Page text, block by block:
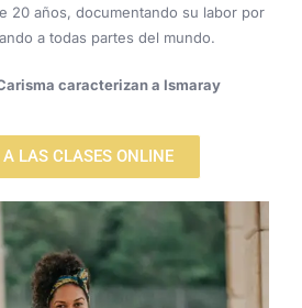
20 años, documentando su labor por
a todas partes del mundo.
caracterizan a Ismaray
LAS CLASES ONLINE